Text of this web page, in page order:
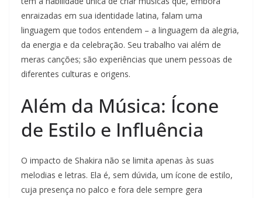
enraizadas em sua identidade latina, falam uma
linguagem que todos entendem – a linguagem da alegria,
da energia e da celebração. Seu trabalho vai além de
meras canções; são experiências que unem pessoas de
diferentes culturas e origens.
Além da Música: Ícone
de Estilo e Influência
O impacto de Shakira não se limita apenas às suas
melodias e letras. Ela é, sem dúvida, um ícone de estilo,
cuja presença no palco e fora dele sempre gera